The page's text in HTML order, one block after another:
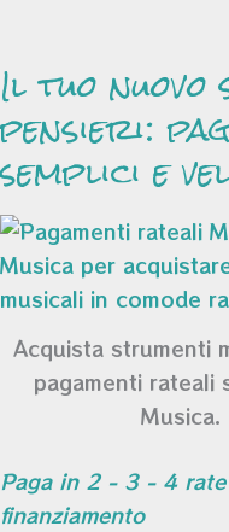
Il tuo nuovo
pensieri:
semplici e
Acquista strumenti
pagamenti rateali
Musica.
Paga in 2 - 3 - 4
finanziamento